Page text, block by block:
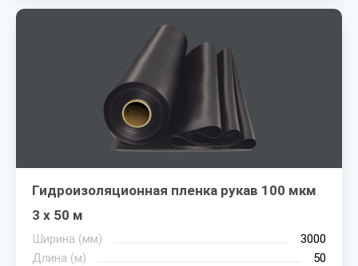
Гидроизоляционная пленка рукав 100 мкм
3 х 50 м
Ширина (мм)
3000
Длина (м)
50